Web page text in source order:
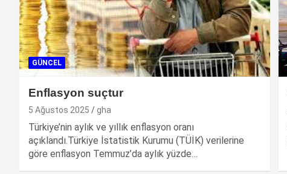
GÜNCEL
Enflasyon suçtur
5 Ağustos 2025 gha
Türkiye’nin aylık ve yıllık enflasyon oranı
açıklandı.Türkiye İstatistik Kurumu (TÜİK) verilerine
göre enflasyon Temmuz’da aylık yüzde…